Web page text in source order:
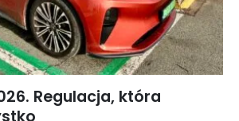
Regulacja, która